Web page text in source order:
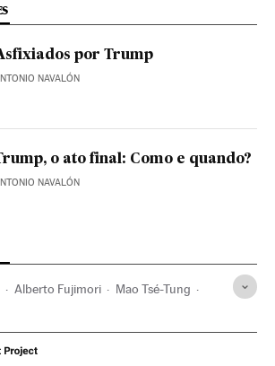
por Trump
NAVALÓN
o ato final: Como e quando?
NAVALÓN
Alberto Fujimori Mao Tsé-Tung
Latina